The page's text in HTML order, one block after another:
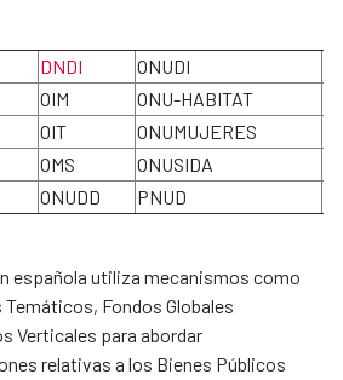
DNDI ONUDI
OIM ONU-HABITAT
OIT ONUMUJERES
OMS ONUSIDA
ONUDD PNUD
española utiliza mecanismos como
Fondos Globales
Verticales para abordar
relativas a los Bienes Públicos